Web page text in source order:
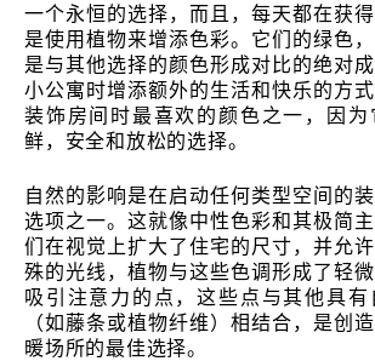
一个永恒的选择，而且，每天都在获
是使用植物来增添色彩。它们的绿色，
是与其他选择的颜色形成对比的绝对
小公寓时增添额外的生活和快乐的方
装饰房间时最喜欢的颜色之一，因
鲜，安全和放松的选择。
自然的影响是在启动任何类型空间的
选项之一。这就像中性色彩和其极简
们在视觉上扩大了住宅的尺寸，并允
殊的光线，植物与这些色调形成了轻
吸引注意力的点，这些点与其他具有
（如藤条或植物纤维）相结合，是创
暖场所的最佳选择。